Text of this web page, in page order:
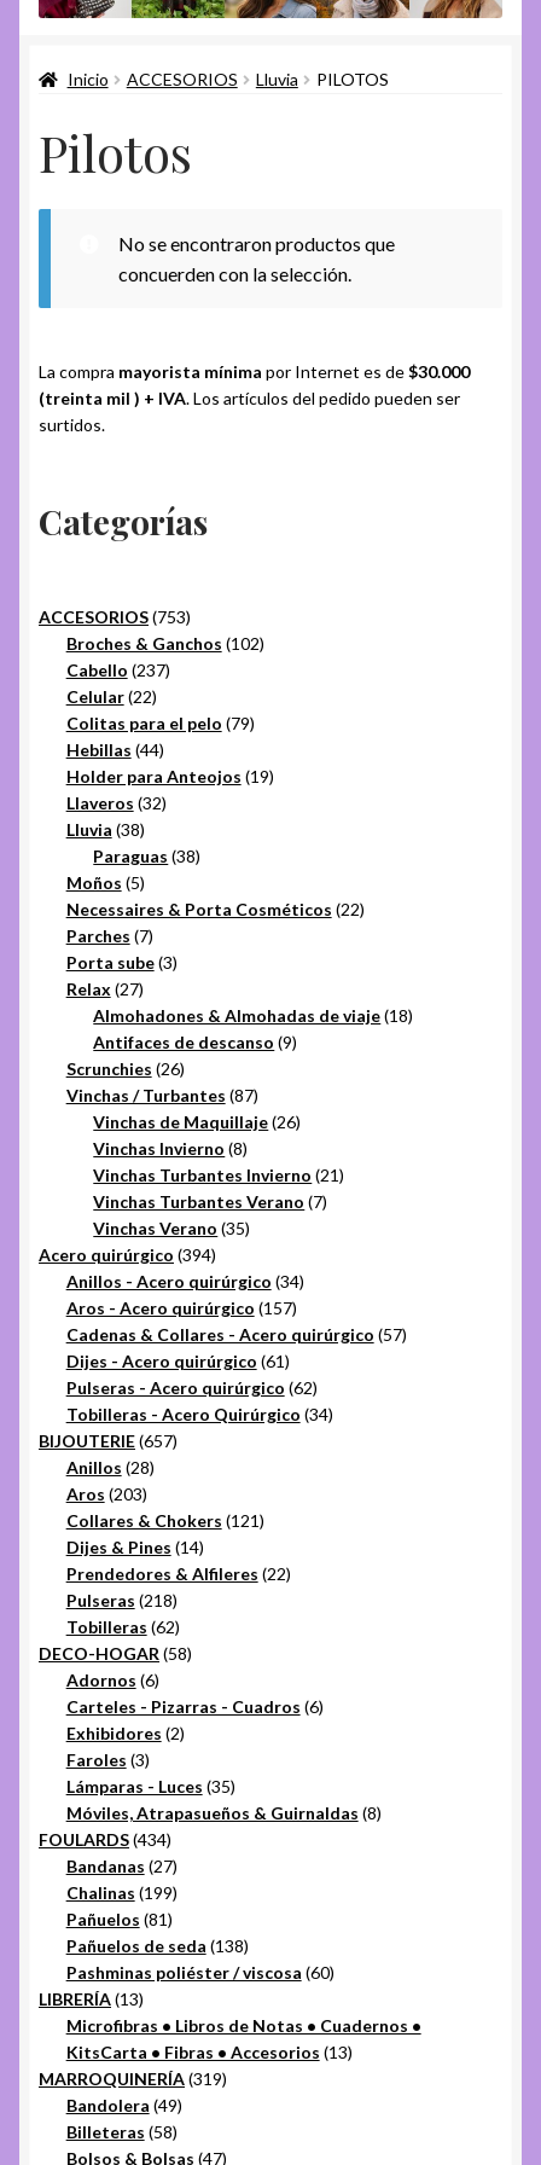
menú
Broches & Ganchos
Cabello
Colitas para el pelo
Holder para Anteojos
Lluvia
Botas para lluvia
Paraguas
Pilotos
Moños
Necessaires & Porta Cosméticos
Parches
Relax
Relojes
Scrunchies
Vinchas / Turbantes
Varios
Ayuda
Inicio ACCESORIOS Lluvia PILOTOS
Pilotos
No se encontraron productos que
concuerden con la selección.
La compra mayorista mínima por Internet es de$30.000
(treinta mil ) + IVA. Los artículos del pedido pueden ser
surtidos.
Categorías
ACCESORIOS 753753
productos
Broches & Ganchos 102102
Cabello 237237
Celular 2222
productos
Colitas para el pelo 7979
Hebillas 4444
productos
Holder para Anteojos 1919
Llaveros 3232
Lluvia 3838
productos
Paraguas 3838
Moños 55
productos
Necessaires & Porta Cosméticos 2222
Parches 77
productos
Porta sube 33
Relax 2727
productos
Almohadones & Almohadas de viaje 1818
Antifaces de descanso 99
Scrunchies 2626
productos
Vinchas / Turbantes 8787
productos
Vinchas de Maquillaje 2626
Vinchas Invierno 88
productos
Vinchas Turbantes Invierno 2121
Vinchas Turbantes Verano 77
Vinchas Verano 3535
Acero quirúrgico 394394
productos
Anillos - Acero quirúrgico 3434
Aros - Acero quirúrgico 157157
productos
Cadenas & Collares - Acero quirúrgico 5757
Dijes - Acero quirúrgico 6161
productos
Pulseras - Acero quirúrgico 6262
productos
Tobilleras - Acero Quirúrgico 3434
BIJOUTERIE 657657
Anillos 2828
Aros 203203
productos
Collares & Chokers 121121
Dijes & Pines 1414
productos
Prendedores & Alfileres 2222
Pulseras 218218
productos
Tobilleras 6262
productos
DECO-HOGAR 5858
Adornos 66
productos
Carteles - Pizarras - Cuadros 66
Exhibidores 22
Faroles 33
productos
Lámparas - Luces 3535
productos
Móviles, Atrapasueños & Guirnaldas 88
FOULARDS 434434
productos
Bandanas 2727
productos
Chalinas 199199
productos
Pañuelos 8181
productos
Pañuelos de seda 138138
productos
Pashminas poliéster / viscosa 6060
LIBRERÍA 1313
productos
Microfibras • Libros de Notas • Cuadernos •
KitsCarta • Fibras • Accesorios 1313
MARROQUINERÍA 319319
Bandolera 4949
productos
Billeteras 5858
productos
Bolsos & Bolsas 4747